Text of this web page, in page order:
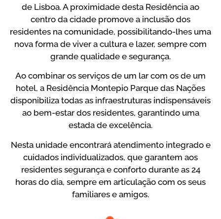
de Lisboa. A proximidade desta Residência ao
centro da cidade promove a inclusão dos
residentes na comunidade, possibilitando-lhes uma
nova forma de viver a cultura e lazer, sempre com
grande qualidade e segurança.
Ao combinar os serviços de um lar com os de um
hotel, a Residência Montepio Parque das Nações
disponibiliza todas as infraestruturas indispensáveis
ao bem-estar dos residentes, garantindo uma
estada de excelência.
Nesta unidade encontrará atendimento integrado e
cuidados individualizados, que garantem aos
residentes segurança e conforto durante as 24
horas do dia, sempre em articulação com os seus
familiares e amigos.